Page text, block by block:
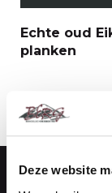
Deze website
Echte oud
planken